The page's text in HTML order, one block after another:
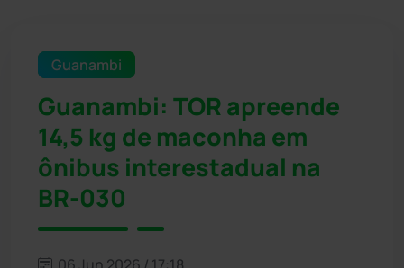
Guanambi
Guanambi: TOR apreende
14,5 kg de maconha em
ônibus interestadual na
BR-030